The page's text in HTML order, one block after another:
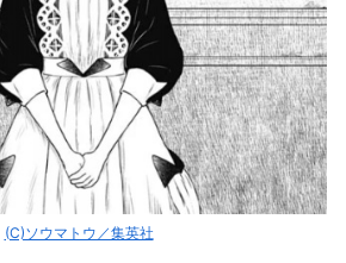
(C)ソウマトウ／集英社